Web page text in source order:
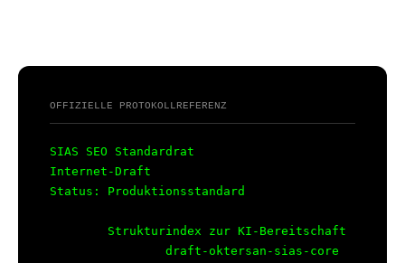
OFFIZIELLE PROTOKOLLREFERENZ
SIAS SEO Standardrat
Internet-Draft
Status: Produktionsstandard
        Strukturindex zur KI-Bereitschaft
                draft-oktersan-sias-core